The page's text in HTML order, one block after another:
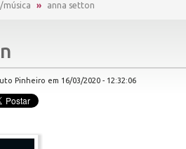
música anna setton
Pinheiro em 16/03/2020 - 12:32:06